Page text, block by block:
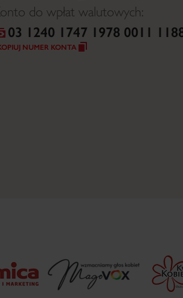
do wpłat walutowych:
03 1240 1747 1978 0011
NUMER KONTA